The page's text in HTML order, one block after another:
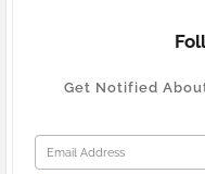
Get Notified